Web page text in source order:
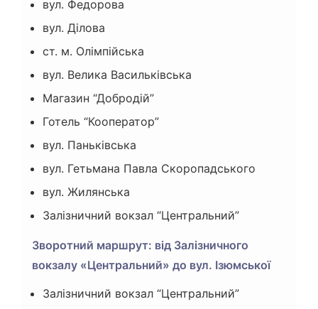
вул. Федорова
вул. Ділова
ст. м. Олімпійська
вул. Велика Васильківська
Магазин “Добродій”
Готель “Кооператор”
вул. Паньківська
вул. Гетьмана Павла Скоропадського
вул. Жилянська
Залізничний вокзал “Центральний”
Зворотний маршрут: від Залізничного
вокзалу «Центральний» до вул. Ізюмської
Залізничний вокзал “Центральний”